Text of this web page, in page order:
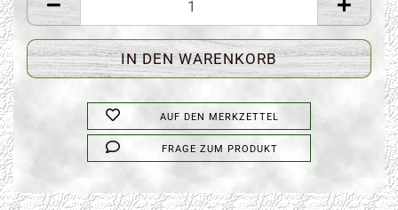
AUF DEN MERKZETTEL
FRAGE ZUM PRODUKT